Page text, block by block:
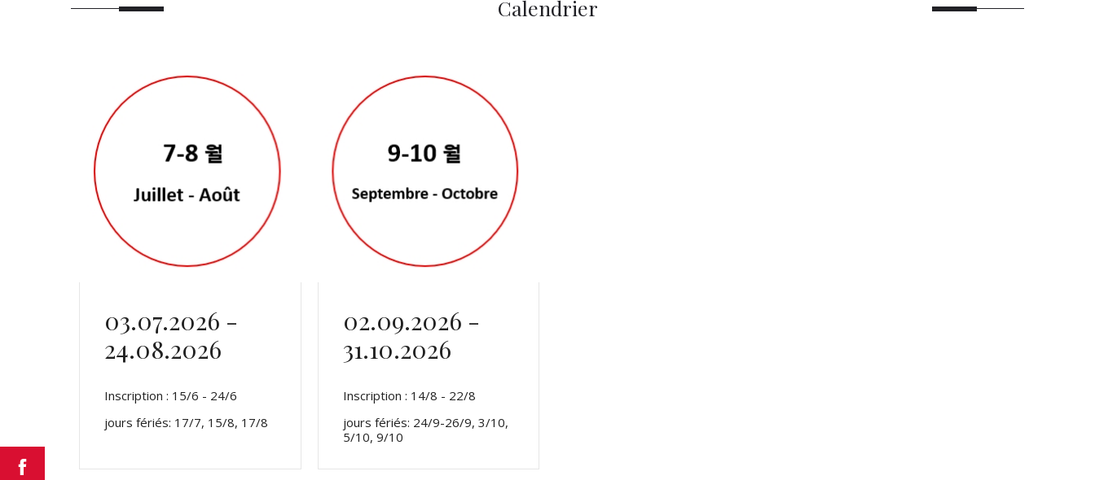
Calendrier
03.07.2026 -
24.08.2026
Inscription : 15/6 - 24/6
jours fériés: 17/7, 15/8, 17/8
02.09.2026 -
31.10.2026
Inscription : 14/8 - 22/8
jours fériés: 24/9-26/9, 3/10,
5/10, 9/10